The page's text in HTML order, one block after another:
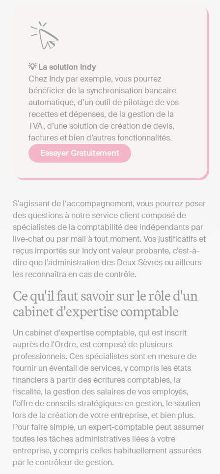
💡 La solution Indy
Chez Indy par exemple, vous pourrez
bénéficier de la synchronisation bancaire
automatique, d’un outil de pilotage de vos
recettes et dépenses, de la gestion de la
TVA, d’une solution de création de devis,
factures et bien d’autres fonctionnalités.
Essayer Gratuitement
S’agissant de l‘accompagnement, vous pourrez poser
des questions à notre service client composé de
spécialistes de la comptabilité des indépendants par
live-chat ou par mail à tout moment. Vos justificatifs et
reçus importés sur Indy ont valeur probante, c’est-à-
dire que l’administration des Deux-Sèvres ou ailleurs
les reconnaîtra en cas de contrôle.
Ce qu'il faut savoir sur le rôle d'un
cabinet d'expertise comptable
Un cabinet d'expertise comptable, qui est inscrit
auprès de l'Ordre, est composé de plusieurs
professionnels. Ces spécialistes sont en mesure de
fournir un éventail de services, y compris les états
financiers à partir des écritures comptables, la
fiscalité, la gestion des salaires de vos employés,
l'offre de conseils stratégiques en gestion, le soutien
lors de la création de votre entreprise, et bien plus.
Pour faire simple, un expert-comptable peut assumer
toutes les tâches administratives liées à votre
entreprise, y compris celles habituellement assurées
par le contrôleur de gestion.